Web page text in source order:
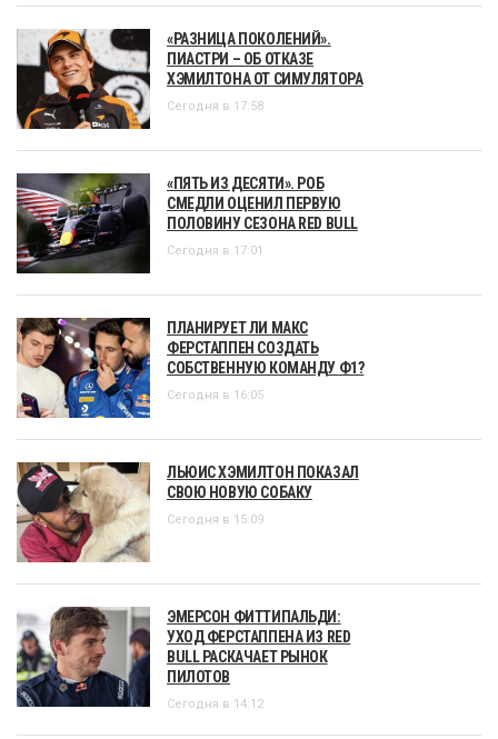
«РАЗНИЦА ПОКОЛЕНИЙ».
ПИАСТРИ – ОБ ОТКАЗЕ
ХЭМИЛТОНА ОТ СИМУЛЯТОРА
Сегодня в 17:58
«ПЯТЬ ИЗ ДЕСЯТИ». РОБ
СМЕДЛИ ОЦЕНИЛ ПЕРВУЮ
ПОЛОВИНУ СЕЗОНА RED BULL
Сегодня в 17:01
ПЛАНИРУЕТ ЛИ МАКС
ФЕРСТАППЕН СОЗДАТЬ
СОБСТВЕННУЮ КОМАНДУ Ф1?
Сегодня в 16:05
ЛЬЮИС ХЭМИЛТОН ПОКАЗАЛ
СВОЮ НОВУЮ СОБАКУ
Сегодня в 15:09
ЭМЕРСОН ФИТТИПАЛЬДИ:
УХОД ФЕРСТАППЕНА ИЗ RED
BULL РАСКАЧАЕТ РЫНОК
ПИЛОТОВ
Сегодня в 14:12